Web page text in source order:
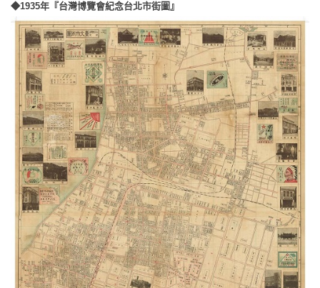
◆1935年『台灣博覽會紀念台北市街圖』